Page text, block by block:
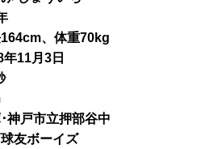
、体重70kg
11月3日
戸市立押部谷中
友ボーイズ